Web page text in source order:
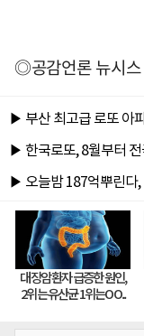
◎공감언론 뉴시스